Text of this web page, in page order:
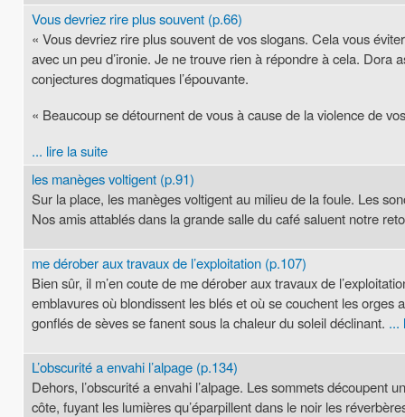
Vous devriez rire plus souvent (p.66)
« Vous devriez rire plus souvent de vos slogans. Cela vous
avec un peu d’ironie. Je ne trouve rien à répondre à cela.
conjectures dogmatiques l’épouvante.
« Beaucoup se détournent de vous à cause de la violence de
... lire la suite
les manèges voltigent (p.91)
Sur la place, les manèges voltigent au milieu de la foule. Les
Nos amis attablés dans la grande salle du café saluent notre
me dérober aux travaux de l’exploitation (p.107)
Bien sûr, il m’en coute de me dérober aux travaux de
emblavures où blondissent les blés et où se couchent les orges
gonflés de sèves se fanent sous la chaleur du soleil déclinant. ...
L’obscurité a envahi l’alpage (p.134)
Dehors, l’obscurité a envahi l’alpage. Les sommets découpent
côte, fuyant les lumières qu’éparpillent dans le noir les